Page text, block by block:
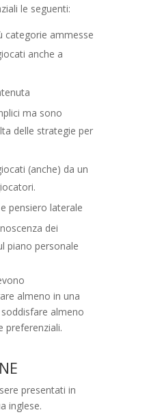
le seguenti:
categorie ammesse
anche a
ma sono
delle strategie per
(anche) da un
pensiero laterale
dei
piano personale
almeno in una
almeno
preferenziali.
presentati in
inglese.